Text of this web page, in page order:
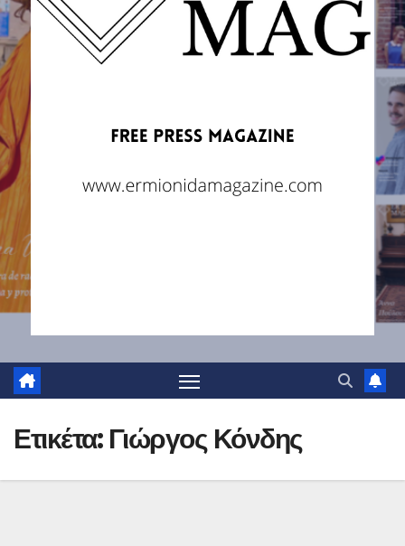
Ετικέτα: Γιώργος Κόνδης